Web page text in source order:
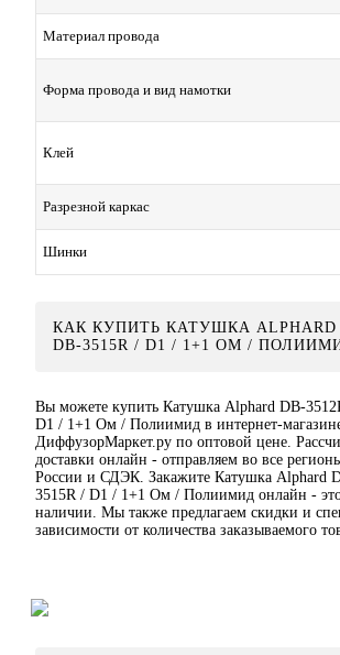
Материал провода
Форма провода и вид намотки
Клей
Разрезной каркас
Шинки
КАК КУПИТЬ КАТУШКА ALPHARD
DB-3515R / D1 / 1+1 ОМ /
Вы можете купить Катушка Alphard DB-
D1 / 1+1 Ом / Полиимид в интернет-
ДиффузорМаркет.ру по оптовой цене.
доставки онлайн - отправляем во все
России и СДЭК. Закажите Катушка Alphard
3515R / D1 / 1+1 Ом / Полиимид онлайн -
наличии. Мы также предлагаем скидки и
зависимости от количества заказываемого